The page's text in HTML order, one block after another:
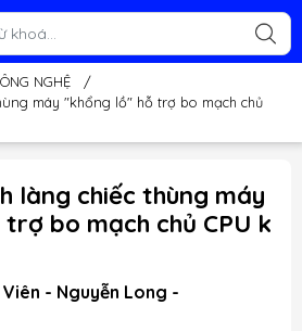
NGHỆ
/
máy "khổng lồ" hỗ trợ bo mạch chủ
làng chiếc thùng máy
bo mạch chủ CPU k
- Nguyễn Long -